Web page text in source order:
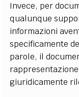
Invece, per
qualunque
informazioni
specificamente
parole, il
giuridicamente